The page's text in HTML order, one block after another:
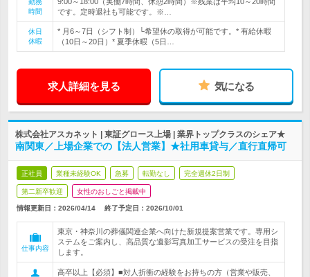
勤務
時間
です。定時退社も可能です。※…
休日
休暇
* 月6～7日（シフト制）└希望休の取得が可能です。* 有給休暇
（10日～20日）* 夏季休暇（5日…
求人詳細を見る 気になる
株式会社アスカネット | 東証グロース上場 | 業界トップクラスのシェア★
南関東／上場企業での【法人営業】★社用車貸与／直行直帰可
正社員 業種未経験OK 急募 転勤なし 完全週休2日制
第二新卒歓迎 女性のおしごと掲載中
情報更新日：2026/04/14 終了予定日： 2026/10/01
仕事内容
東京・神奈川の葬儀関連企業へ向けた新規提案営業です。専用シ
ステムをご案内し、高品質な遺影写真加工サービスの受注を目指
します。
高卒以上【必須】■対人折衝の経験をお持ちの方（営業や販売、